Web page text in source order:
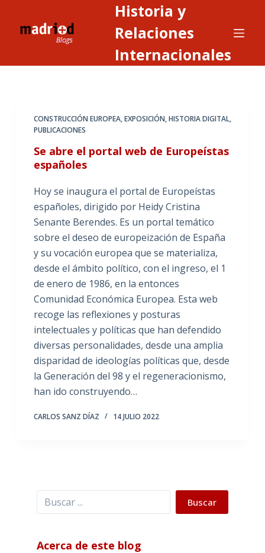
Historia y
Relaciones
Internacionales
CONSTRUCCIÓN EUROPEA,EXPOSICIÓN,HISTORIA DIGITAL,
PUBLICACIONES
Se abre el portal web de Europeístas
españoles
Hoy se inaugura el portal de Europeístas
españoles, dirigido por Heidy Cristina
Senante Berendes. Es un portal temático
sobre el deseo de europeización de España
y su vocación europea que se materializa,
desde el ámbito político, con el ingreso, el 1
de enero de 1986, en la entonces
Comunidad Económica Europea. Esta web
recoge las reflexiones y posturas
intelectuales y políticas que han defendido
diversas personalidades, desde una amplia
disparidad de ideologías políticas que, desde
la Generación del 98 y el regeneracionismo,
han ido construyendo…
CARLOS SANZ DÍAZ 14 JULIO 2022
Buscar Buscar
Acerca de este blog